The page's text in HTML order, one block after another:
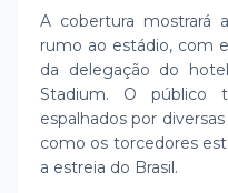
A cobertura mostrará
rumo ao estádio, com
da delegação do
Stadium. O público
espalhados por
como os torcedores
a estreia do Brasil.